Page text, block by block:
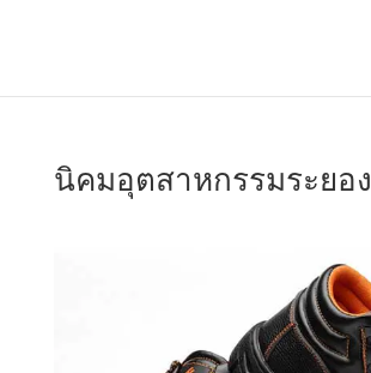
นิคมอุตสาหกรรมระยอง